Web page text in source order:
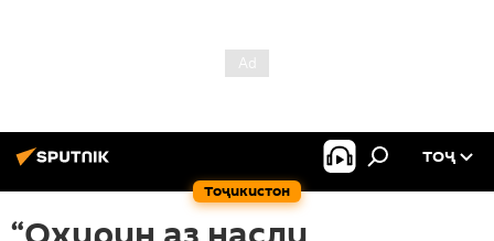
Тоҷикистон
ТОҶ